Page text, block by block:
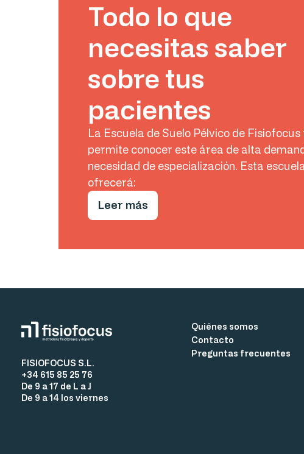
Todo lo que
necesitas saber
sobre tus
pacientes
La Escuela de Suelo Pélvico de Fisiofocus
permite conocer este área de alta
necesidad de especialización. Esta
ofrecerá:
Leer más
FISIOFOCUS S.L.
+34 615 85 25 76
De 9 a 17 de L a J
De 9 a 14 los viernes
Quiénes somos
Contacto
Preguntas frecuentes